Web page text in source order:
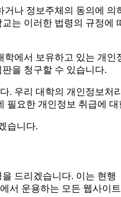
나 정보주체의 동의에
는 이러한 법령의 규정
에서 보유하고 있는 개
을 청구할 수 있습니다.
. 우리 대학의 개인정보
필요한 개인정보 취급에
습니다.
드리겠습니다. 이는 현
서 운용하는 모든 웹사이